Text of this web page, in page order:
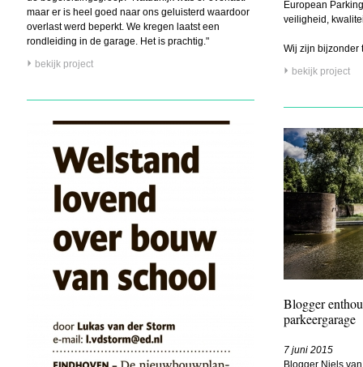
maar er is heel goed naar ons geluisterd waardoor
overlast werd beperkt. We kregen laatst een
rondleiding in de garage. Het is prachtig."
bekijk project
European
veiligheid,
Wij zijn bijzonder
bekijk project
Blogger
parkeergarage
7 juni 2015
Blogger Niels